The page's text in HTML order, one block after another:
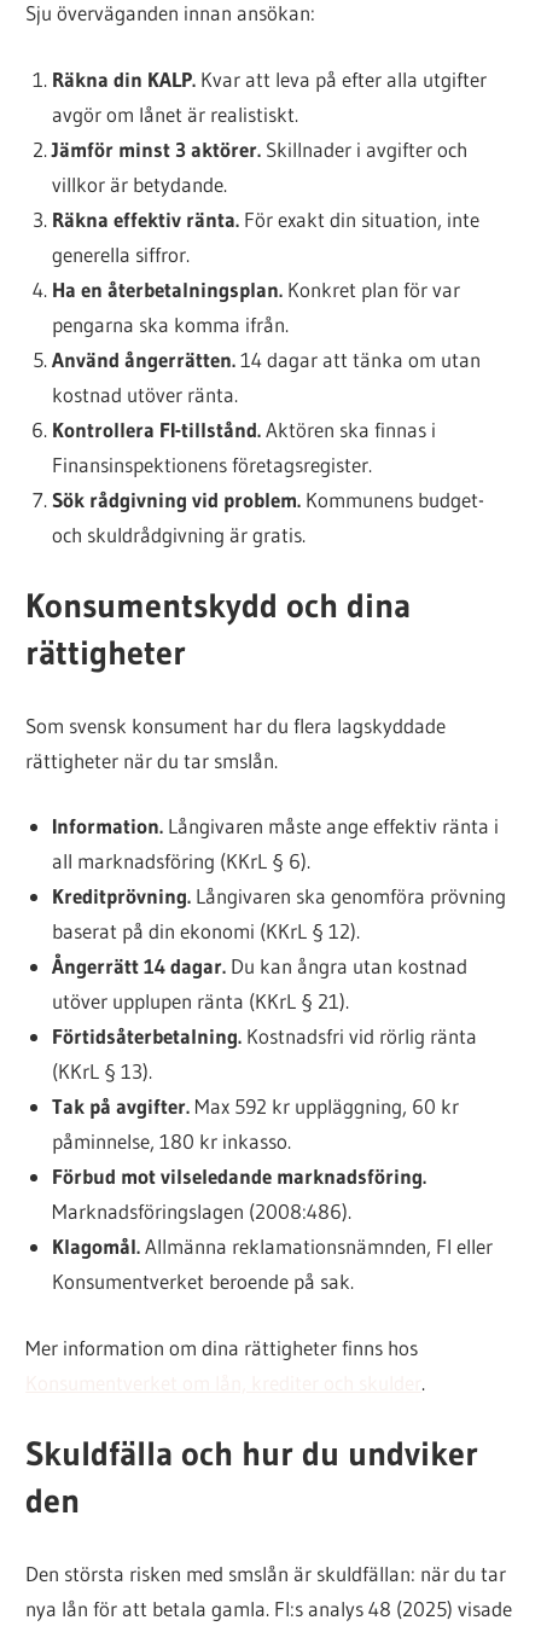
Sju överväganden innan ansökan:
Räkna din KALP.Kvar att leva på efter alla utgifter
avgör om lånet är realistiskt.
Jämför minst 3 aktörer.Skillnader i avgifter och
villkor är betydande.
Räkna effektiv ränta.För exakt din situation, inte
generella siffror.
Ha en återbetalningsplan.Konkret plan för var
pengarna ska komma ifrån.
Använd ångerrätten.14 dagar att tänka om utan
kostnad utöver ränta.
Kontrollera FI-tillstånd.Aktören ska finnas i
Finansinspektionens företagsregister.
Sök rådgivning vid problem.Kommunens budget-
och skuldrådgivning är gratis.
Konsumentskydd och dina
rättigheter
Som svensk konsument har du flera lagskyddade
rättigheter när du tar smslån.
Information.Långivaren måste ange effektiv ränta i
all marknadsföring (KKrL § 6).
Kreditprövning.Långivaren ska genomföra prövning
baserat på din ekonomi (KKrL § 12).
Ångerrätt 14 dagar.Du kan ångra utan kostnad
utöver upplupen ränta (KKrL § 21).
Förtidsåterbetalning.Kostnadsfri vid rörlig ränta
(KKrL § 13).
Tak på avgifter.Max 592 kr uppläggning, 60 kr
påminnelse, 180 kr inkasso.
Förbud mot vilseledande marknadsföring.
Marknadsföringslagen (2008:486).
Klagomål.Allmänna reklamationsnämnden, FI eller
Konsumentverket beroende på sak.
Mer information om dina rättigheter finns hos
.
Skuldfälla och hur du undviker
den
Den största risken med smslån är skuldfällan: när du tar
nya lån för att betala gamla. FI:s analys 48 (2025) visade